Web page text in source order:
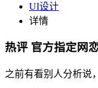
UI设计
详情
热评 官方指定网
之前有看别人分析说